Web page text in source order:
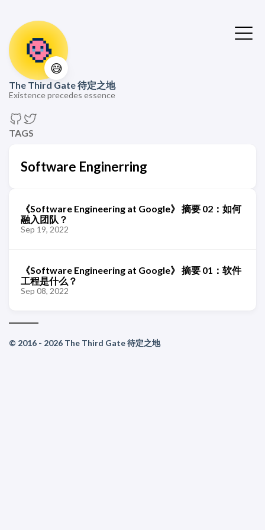
😅
The Third Gate 待定之地
Existence precedes essence
TAGS
Software Enginerring
《Software Engineering at Google》 摘要 02：如何
融入团队？
Sep 19, 2022
《Software Engineering at Google》 摘要 01：软件
工程是什么？
Sep 08, 2022
© 2016 - 2026 The Third Gate 待定之地